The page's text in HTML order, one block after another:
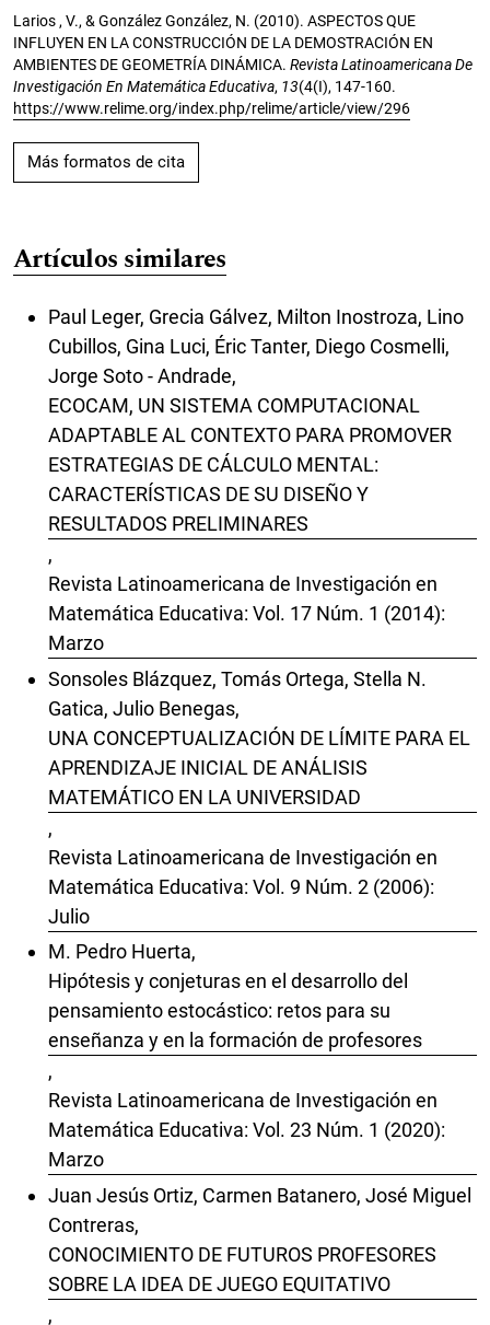
Larios , V., & González González, N. (2010). ASPECTOS QUE
INFLUYEN EN LA CONSTRUCCIÓN DE LA DEMOSTRACIÓN EN
AMBIENTES DE GEOMETRÍA DINÁMICA. Revista Latinoamericana De
Investigación En Matemática Educativa, 13(4(I), 147-160.
https://www.relime.org/index.php/relime/article/view/296
Más formatos de cita
Artículos similares
Paul Leger, Grecia Gálvez, Milton Inostroza, Lino
Cubillos, Gina Luci, Éric Tanter, Diego Cosmelli,
Jorge Soto - Andrade,
ECOCAM, UN SISTEMA COMPUTACIONAL
ADAPTABLE AL CONTEXTO PARA PROMOVER
ESTRATEGIAS DE CÁLCULO MENTAL:
CARACTERÍSTICAS DE SU DISEÑO Y
RESULTADOS PRELIMINARES
,
Revista Latinoamericana de Investigación en
Matemática Educativa: Vol. 17 Núm. 1 (2014):
Marzo
Sonsoles Blázquez, Tomás Ortega, Stella N.
Gatica, Julio Benegas,
UNA CONCEPTUALIZACIÓN DE LÍMITE PARA EL
APRENDIZAJE INICIAL DE ANÁLISIS
MATEMÁTICO EN LA UNIVERSIDAD
,
Revista Latinoamericana de Investigación en
Matemática Educativa: Vol. 9 Núm. 2 (2006):
Julio
M. Pedro Huerta,
Hipótesis y conjeturas en el desarrollo del
pensamiento estocástico: retos para su
enseñanza y en la formación de profesores
,
Revista Latinoamericana de Investigación en
Matemática Educativa: Vol. 23 Núm. 1 (2020):
Marzo
Juan Jesús Ortiz, Carmen Batanero, José Miguel
Contreras,
CONOCIMIENTO DE FUTUROS PROFESORES
SOBRE LA IDEA DE JUEGO EQUITATIVO
,